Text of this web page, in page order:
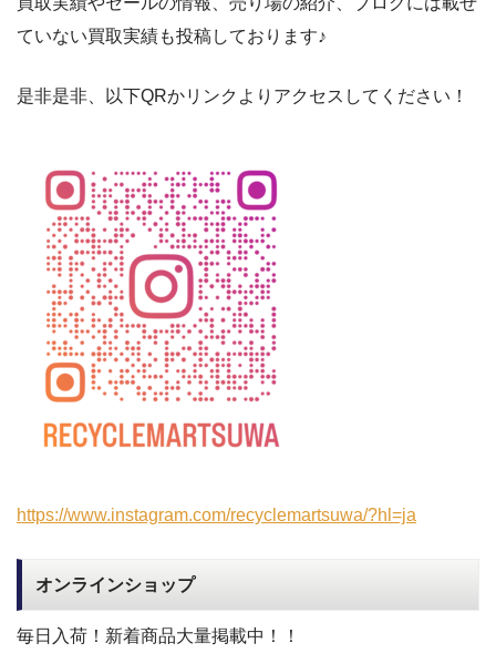
ていない買取実績も投稿しております♪
是非是非、以下QRかリンクよりアクセスしてください！
https://www.instagram.com/recyclemartsuwa/?hl=ja
オンラインショップ
毎日入荷！新着商品大量掲載中！！